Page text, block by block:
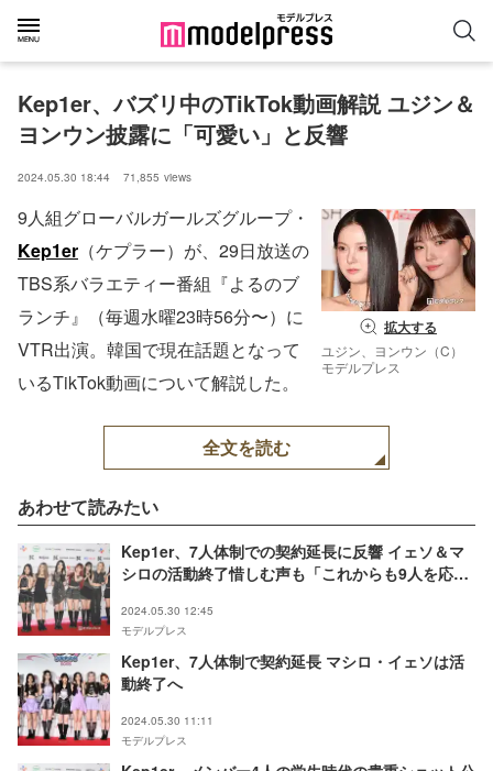
Kep1er、バズリ中のTikTok動画解説 ユジン＆
ヨンウン披露に「可愛い」と反響
2024.05.30 18:44 71,855 views
拡大する
ユジン、ヨンウン（C）
モデルプレス
9人組グローバルガールズグループ・
Kep1er （ケプラー）が、29日放送の
TBS系バラエティー番組『よるのブ
ランチ』（毎週水曜23時56分〜）に
VTR出演。韓国で現在話題となって
いるTikTok動画について解説した。
全文を読む
あわせて読みたい
Kep1er、7人体制での契約延長に反響 イェソ＆マ
シロの活動終了惜しむ声も「これからも9人を応援
2024.05.30 12:45
モデルプレス
Kep1er、7人体制で契約延長 マシロ・イェソは活
動終了へ
2024.05.30 11:11
モデルプレス